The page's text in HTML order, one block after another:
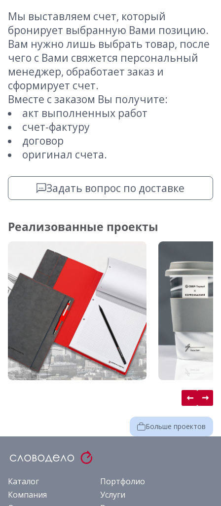
Мы выставляем счет, который
бронирует выбранную Вами позицию.
Вам нужно лишь выбрать товар, после
чего с Вами свяжется персональный
менеджер, обработает заказ и
сформирует счет.
Вместе с заказом Вы получите:
акт выполненных работ
счет-фактуру
договор
оригинал счета.
Задать вопрос по доставке
Реализованные проекты
Больше проектов
Каталог
Портфолио
Компания
Услуги